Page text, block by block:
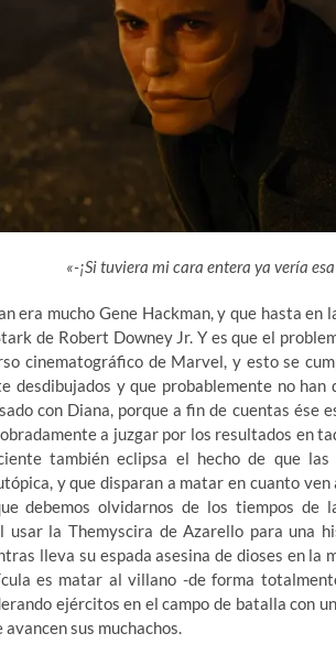
«-¡Si tuviera mi cara entera ya vería
era mucho Gene Hackman, y que hasta
de Robert Downey Jr. Y es que el
cinematográfico de Marvel, y esto se
desdibujados y que probablemente no
con Diana, porque a fin de cuentas ése
a juzgar por los resultados en
también eclipsa el hecho de que
y que disparan a matar en cuanto
debemos olvidarnos de los tiempos
la Themyscira de Azarello para una
lleva su espada asesina de dioses en la
es matar al villano -de forma
ejércitos en el campo de batalla con
sus muchachos.